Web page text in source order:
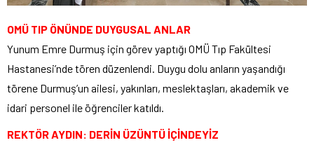
OMÜ TIP ÖNÜNDE DUYGUSAL ANLAR
Yunum Emre Durmuş için görev yaptığı OMÜ Tıp Fakültesi
Hastanesi’nde tören düzenlendi. Duygu dolu anların yaşandığı
törene Durmuş’un ailesi, yakınları, meslektaşları, akademik ve
idari personel ile öğrenciler katıldı.
REKTÖR AYDIN: DERİN ÜZÜNTÜ İÇİNDEYİZ